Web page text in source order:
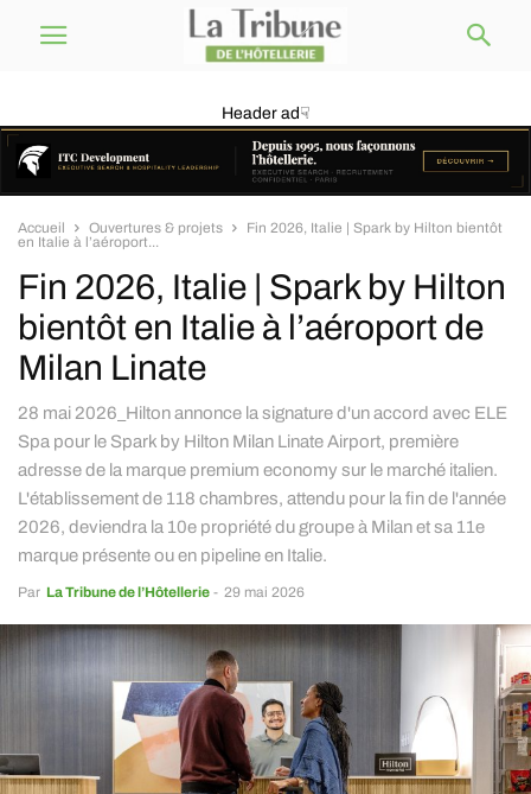
Header ad☟
Accueil Ouvertures & projets
Fin 2026, Italie | Spark by Hilton bientôt
en Italie à l’aéroport...
Fin 2026, Italie | Spark by Hilton
bientôt en Italie à l’aéroport de
Milan Linate
28 mai 2026_Hilton annonce la signature d'un accord avec ELE
Spa pour le Spark by Hilton Milan Linate Airport, première
adresse de la marque premium economy sur le marché italien.
L'établissement de 118 chambres, attendu pour la fin de l'année
2026, deviendra la 10e propriété du groupe à Milan et sa 11e
marque présente ou en pipeline en Italie.
Par La Tribune de l’Hôtellerie - 29 mai 2026